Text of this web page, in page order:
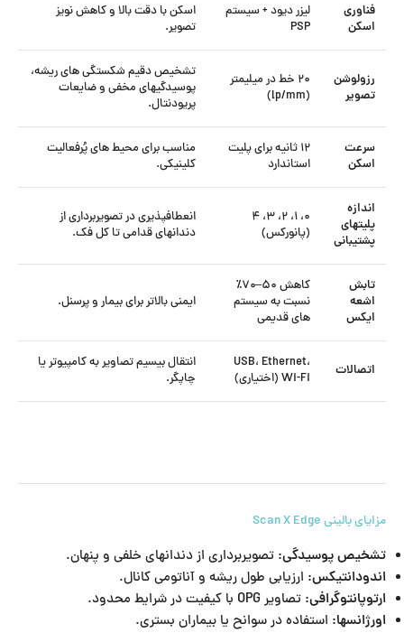
فناوری
اسکن
لیزر دیود + سیستم
PSP
اسکن با دقت بالا و کاهش نویز
تصویر.
رزولوشن
تصویر
۲۰ خط در میلیمتر
(lp/mm)
تشخیص دقیم شکستگی های ریشه،
پوسیدگیهای مخفی و ضایعات
پریودنتال.
سرعت
اسکن
۱۲ ثانیه برای پلیت
استاندارد
مناسب برای محیط های پُرفعالیت
کلینیکی.
اندازه
پلیتهای
پشتیبانی
۰، ۱، ۲، ۳، ۴
(پانورکس)
انعطافپذیری در تصویربرداری از
دندانهای قدامی تا کل فک.
تابش
اشعه
ایکس
کاهش ۵۰–۷۰٪
نسبت به سیستم
های قدیمی
ایمنی بالاتر برای بیمار و پرسنل.
اتصالات
USB، Ethernet،
Wi-Fi (اختیاری)
انتقال بیسیم تصاویر به کامپیوتر یا
چاپگر.
مزایای بالینی Scan X Edge
تشخیص پوسیدگی: تصویربرداری از دندانهای خلفی و پنهان.
اندودانتیکس: ارزیابی طول ریشه و آناتومی کانال.
ارتوپانتوگرافی: تصاویر OPG با کیفیت در شرایط محدود.
اورژانسها: استفاده در سوانح یا بیماران بستری.